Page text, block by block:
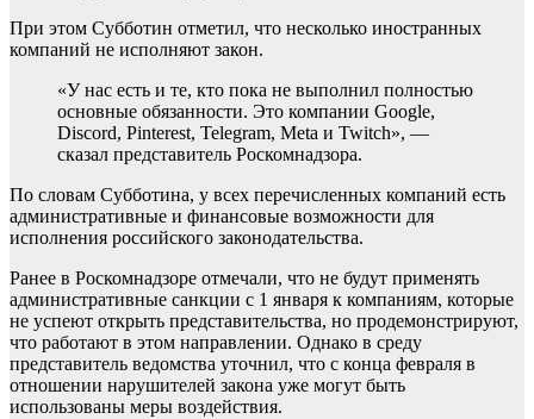
При этом Субботин отметил, что несколько иностранных
компаний не исполняют закон.
«У нас есть и те, кто пока не выполнил полностью
основные обязанности. Это компании Google,
Discord, Pinterest, Telegram, Meta и Twitch», —
сказал представитель Роскомнадзора.
По словам Субботина, у всех перечисленных компаний есть
административные и финансовые возможности для
исполнения российского законодательства.
Ранее в Роскомнадзоре отмечали, что не будут применять
административные санкции с 1 января к компаниям, которые
не успеют открыть представительства, но продемонстрируют,
что работают в этом направлении. Однако в среду
представитель ведомства уточнил, что с конца февраля в
отношении нарушителей закона уже могут быть
использованы меры воздействия.